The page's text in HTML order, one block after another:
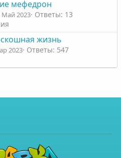
мефедрон
Май 2023 Ответы: 13
жизнь
2023 Ответы: 547